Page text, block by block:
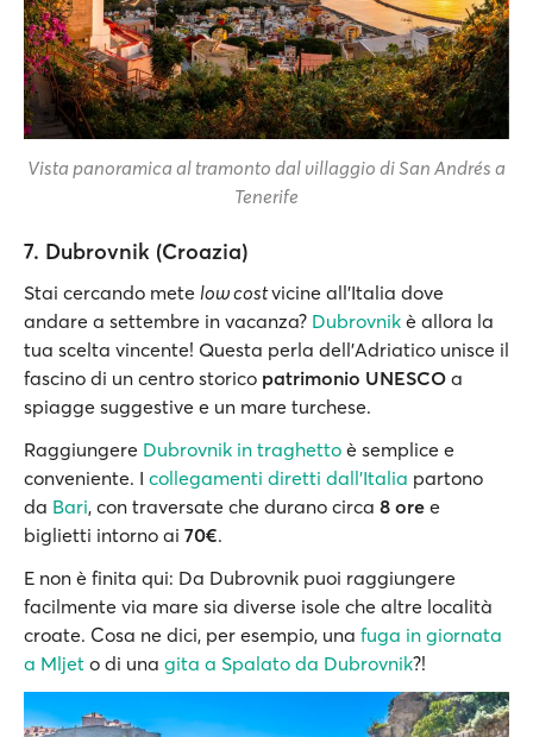
Vista panoramica al tramonto dal villaggio di San Andrés a
Tenerife
7. Dubrovnik (Croazia)
Stai cercando mete low costvicine all’Italia dove
andare a settembre in vacanza? Dubrovnik è allora la
tua scelta vincente! Questa perla dell’Adriatico unisce il
fascino di un centro storico patrimonio UNESCO a
spiagge suggestive e un mare turchese.
Raggiungere Dubrovnik in traghetto è semplice e
conveniente. I collegamenti diretti dall’Italia partono
da Bari, con traversate che durano circa 8 ore e
biglietti intorno ai 70€.
E non è finita qui: Da Dubrovnik puoi raggiungere
facilmente via mare sia diverse isole che altre località
croate. Cosa ne dici, per esempio, una fuga in giornata
a Mljet o di una gita a Spalato da Dubrovnik?!